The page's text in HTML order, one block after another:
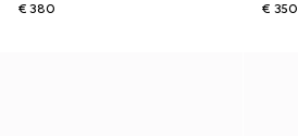
€ 380
€ 350